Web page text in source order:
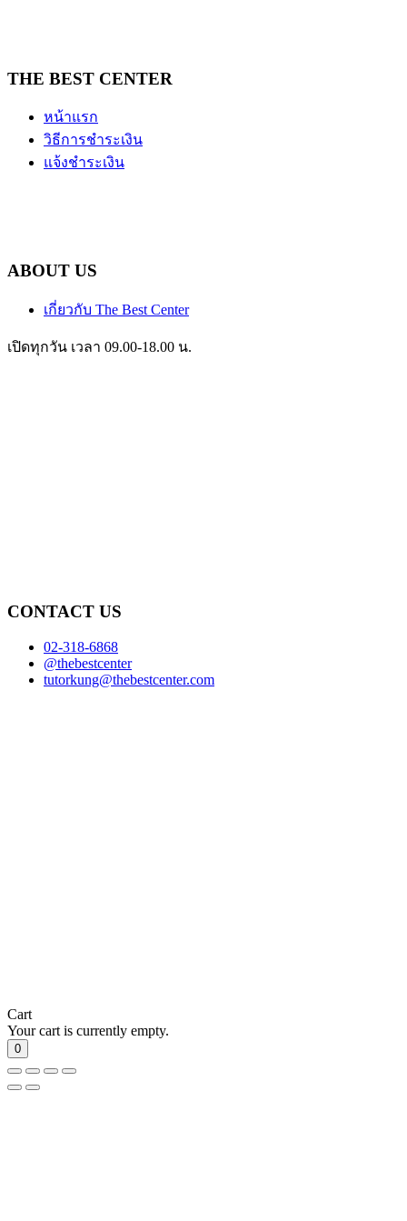
THE BEST CENTER
หน้าแรก
วิธีการชำระเงิน
แจ้งชำระเงิน
ABOUT US
เกี่ยวกับ The Best Center
เปิดทุกวัน เวลา 09.00-18.00 น.
CONTACT US
02-318-6868
@thebestcenter
tutorkung@thebestcenter.com
Cart
Your cart is currently empty.
0